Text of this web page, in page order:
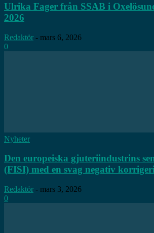
Ulrika Fager från SSAB i
2026
Redaktör - mars 6, 2026
0
Nyheter
Den europeiska gjuteriindustrins
(FISI) med en svag negativ
Redaktör - mars 3, 2026
0